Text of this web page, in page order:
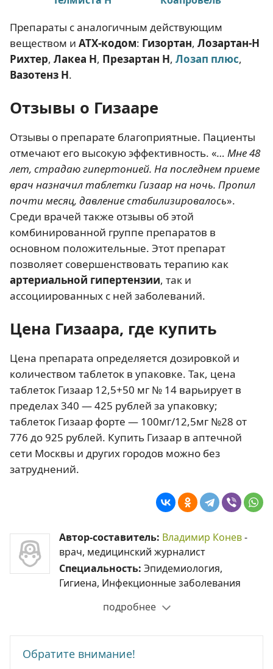
Препараты с аналогичным действующим
веществом и АТХ-кодом: Гизортан, Лозартан-Н
Рихтер, Лакеа Н, Презартан Н, Лозап плюс,
Вазотенз Н.
Отзывы о Гизааре
Отзывы о препарате благоприятные. Пациенты
отмечают его высокую эффективность. «… Мне 48
лет, страдаю гипертонией. На последнем приеме
врач назначил таблетки Гизаар на ночь. Пропил
почти месяц, давление стабилизировалось».
Среди врачей также отзывы об этой
комбинированной группе препаратов в
основном положительные. Этот препарат
позволяет совершенствовать терапию как
артериальной гипертензии, так и
ассоциированных с ней заболеваний.
Цена Гизаара, где купить
Цена препарата определяется дозировкой и
количеством таблеток в упаковке. Так, цена
таблеток Гизаар 12,5+50 мг № 14 варьирует в
пределах 340 — 425 рублей за упаковку;
таблеток Гизаар форте — 100мг/12,5мг №28 от
776 до 925 рублей. Купить Гизаар в аптечной
сети Москвы и других городов можно без
затруднений.
Автор-составитель: Владимир Конев-
врач, медицинский журналист
Специальность: Эпидемиология,
Гигиена, Инфекционные заболевания
подробнее
Обратите внимание!